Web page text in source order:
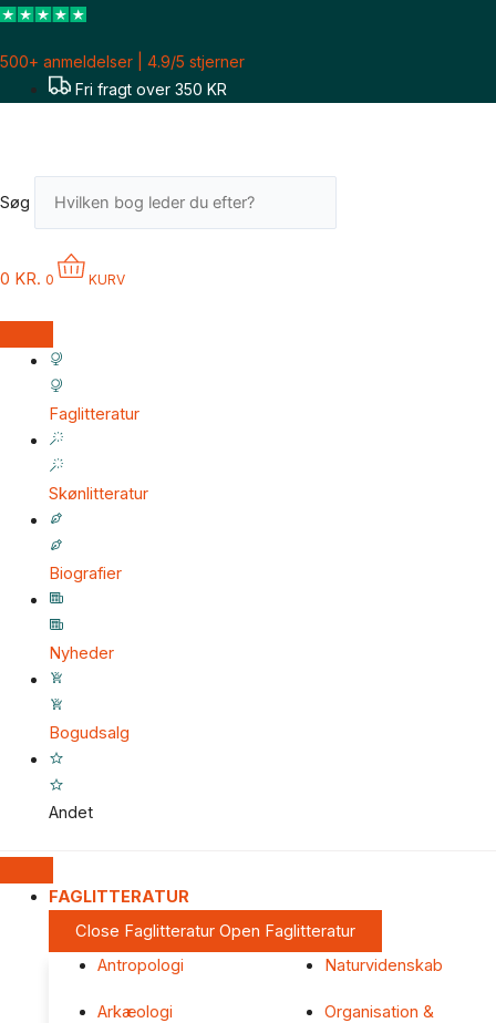
Gå
indholdet
500+ anmeldelser | 4.9/5 stjerner
Fri fragt over 350 KR
Søg
0 KR. 0 KURV
Faglitteratur
Skønlitteratur
Biografier
Nyheder
Bogudsalg
Andet
FAGLITTERATUR
Close Faglitteratur Open Faglitteratur
Antropologi
Arkæologi
Naturvidenskab
Organisation &